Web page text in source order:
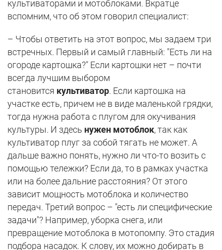
культиваторами и мотоблоками. Вкратце
вспомним, что об этом говорил специалист:
– Чтобы ответить на этот вопрос, мы задаем три
встречных. Первый и самый главный: "Есть ли на
огороде картошка?" Если картошки нет – почти
всегда лучшим выбором
становится культиватор. Если картошка на
участке есть, причем не в виде маленькой грядки,
тогда нужна работа с плугом для окучивания
культуры. И здесь нужен мотоблок, так как
культиватор плуг за собой тягать не может. А
дальше важно понять, нужно ли что-то возить с
помощью тележки? Если да, то в рамках участка
или на более дальние расстояния? От этого
зависит мощность мотоблока и количество
передач. Третий вопрос – "есть ли специфические
задачи"? Например, уборка снега, или
превращение мотоблока в мотопомпу. Это стадия
подбора насадок. К слову, их можно добирать в